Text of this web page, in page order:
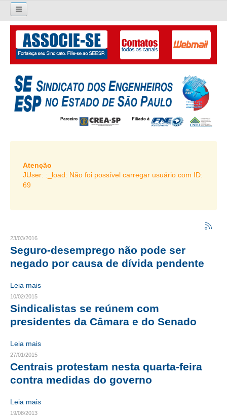
Pesquisar...
O SINDICATO
APRESENTAÇÃO
PALAVRA DO PRESIDENTE
DIRETORIA
LIVRO GESTÃO 2026-2029
SUBSEDES SINDICAIS
CRESCE BRASIL
CONSELHO TECNOLÓGICO
HISTÓRICO E ATUAÇÃO
COMPOSIÇÃO
CONSELHOS ASSESSORES
PERSONALIDADES DA TECNOLOGIA
NÚCLEO DA MULHER ENGENHEIRA
JURÍDICO
Atenção
JUser: :_load: Não foi possível carregar usuário com ID:
69
23/03/2016
Seguro-desemprego não pode ser
negado por causa de dívida pendente
Leia mais
10/02/2015
Sindicalistas se reúnem com
presidentes da Câmara e do Senado
Leia mais
27/01/2015
Centrais protestam nesta quarta-feira
contra medidas do governo
Leia mais
19/08/2013